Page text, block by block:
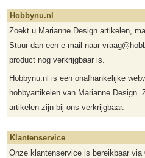
Hobbynu.nl
Zoekt u Marianne Design artikelen,
Stuur dan een e-mail naar
product nog verkrijgbaar is.
Hobbynu.nl is een onafhankelijke
hobbyartikelen van Marianne Design.
artikelen zijn bij ons verkrijgbaar.
Klantenservice
Onze klantenservice is bereikbaar via